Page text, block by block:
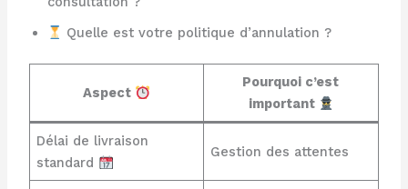
Quelle est votre politique d’annulation ?
Aspect
Pourquoi c’est
important
Délai de livraison
standard
Gestion des attentes